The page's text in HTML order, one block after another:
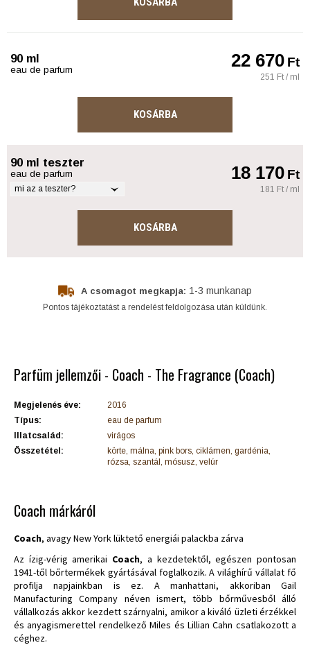
90 ml
eau de parfum 22 670Ft
251 Ft / ml
KOSÁRBA
90 ml teszter
eau de parfum
mi az a teszter?
18 170Ft
181 Ft / ml
KOSÁRBA
A csomagot megkapja: 1-3 munkanap
Pontos tájékoztatást a rendelést feldolgozása után küldünk.
Parfüm jellemzői - Coach - The Fragrance (Coach)
Megjelenés éve:
2016
Típus:
eau de parfum
Illatcsalád:
virágos
Összetétel:
körte, málna, pink bors, ciklámen, gardénia,
rózsa, szantál, mósusz, velúr
Coach márkáról
Coach, avagy New York lüktető energiái palackba zárva
Az ízig-vérig amerikai Coach, a kezdetektől, egészen pontosan
1941-től bőrtermékek gyártásával foglalkozik. A világhírű vállalat fő
profilja napjainkban is ez. A manhattani, akkoriban Gail
Manufacturing Company néven ismert, több bőrművesből álló
vállalkozás akkor kezdett szárnyalni, amikor a kiváló üzleti érzékkel
és anyagismerettel rendelkező Miles és Lillian Cahn csatlakozott a
céghez.